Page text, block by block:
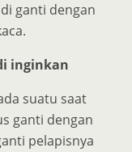
ganti dengan
inginkan
suatu saat
ganti dengan
pelapisnya